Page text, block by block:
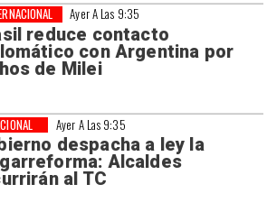
Ayer A Las 9:35
reduce contacto
con Argentina por
de Milei
Ayer A Las 9:35
despacha a ley la
Alcaldes
al TC